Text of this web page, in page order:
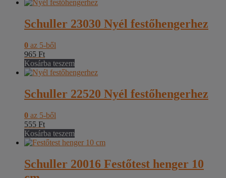
Schuller 23030 Nyél festőhengerhez
0 az 5-ből
965 Ft
Kosárba teszem
Schuller 22520 Nyél festőhengerhez
0 az 5-ből
555 Ft
Kosárba teszem
Schuller 20016 Festőtest henger 10